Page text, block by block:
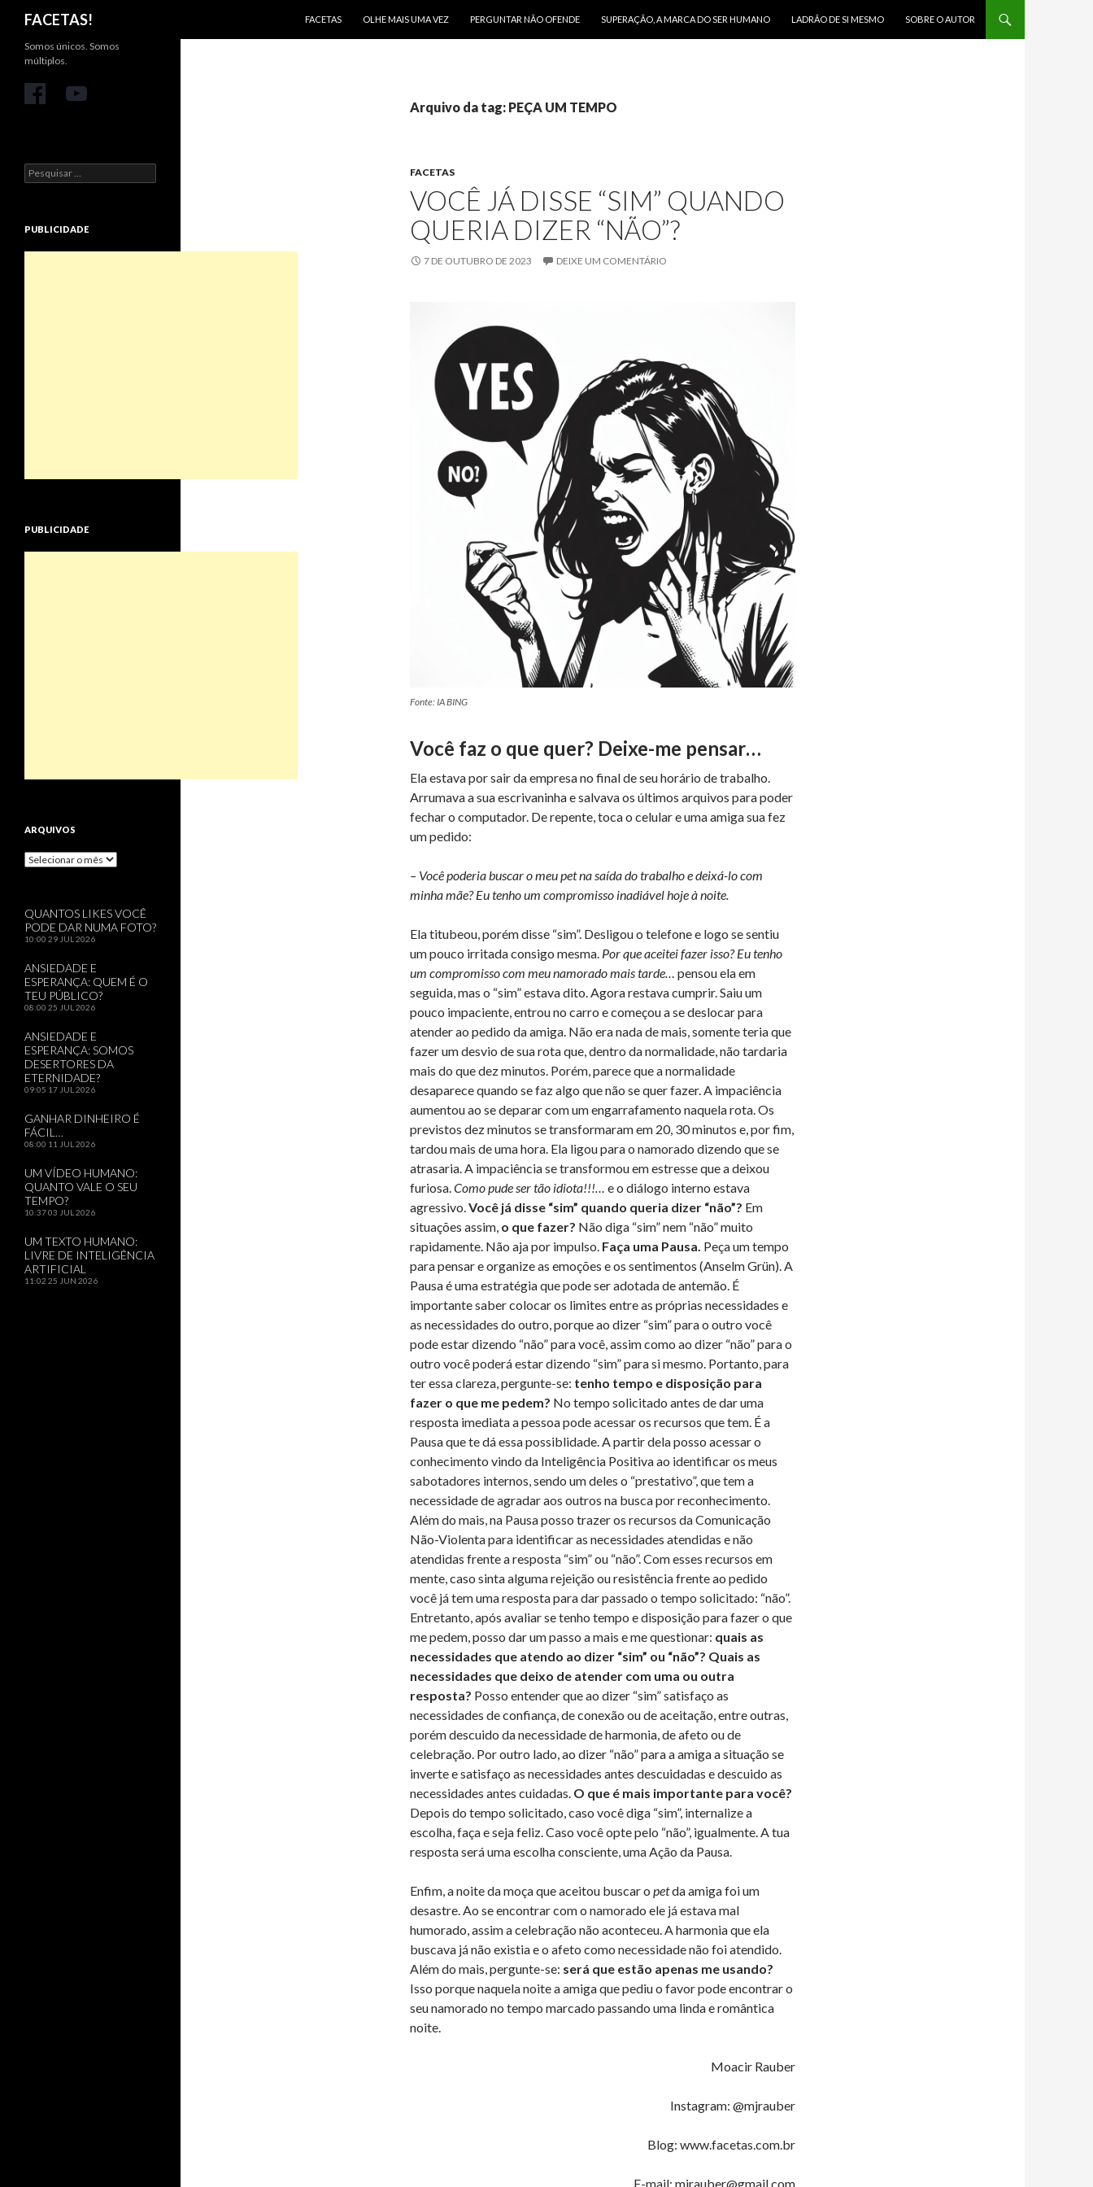
FACETAS!
FACETAS
OLHE MAIS UMA VEZ PERGUNTAR NÃO OFENDE SUPERAÇÃO, A MARCA DO SER HUMANO LADRÃO DE SI MESMO SOBRE O AUTOR
Arquivo da tag: PEÇA UM TEMPO
FACETAS
VOCÊ JÁ DISSE “SIM” QUANDO
QUERIA DIZER “NÃO”?
7 DE OUTUBRO DE 2023 DEIXE UM COMENTÁRIO
Fonte: IA BING
Você faz o que quer? Deixe-me pensar…
Ela estava por sair da empresa no final de seu horário de trabalho.
Arrumava a sua escrivaninha e salvava os últimos arquivos para poder
fechar o computador. De repente, toca o celular e uma amiga sua fez
um pedido:
– Você poderia buscar o meu pet na saída do trabalho e deixá-lo com
minha mãe? Eu tenho um compromisso inadiável hoje à noite.
Ela titubeou, porém disse “sim”. Desligou o telefone e logo se sentiu
um pouco irritada consigo mesma. Por que aceitei fazer isso? Eu tenho
um compromisso com meu namorado mais tarde… pensou ela em
seguida, mas o “sim” estava dito. Agora restava cumprir. Saiu um
pouco impaciente, entrou no carro e começou a se deslocar para
atender ao pedido da amiga. Não era nada de mais, somente teria que
fazer um desvio de sua rota que, dentro da normalidade, não tardaria
mais do que dez minutos. Porém, parece que a normalidade
desaparece quando se faz algo que não se quer fazer. A impaciência
aumentou ao se deparar com um engarrafamento naquela rota. Os
previstos dez minutos se transformaram em 20, 30 minutos e, por fim,
tardou mais de uma hora. Ela ligou para o namorado dizendo que se
atrasaria. A impaciência se transformou em estresse que a deixou
furiosa.Como pude ser tão idiota!!!… e o diálogo interno estava
agressivo.Você já disse “sim” quando queria dizer “não”? Em
situações assim, o que fazer? Não diga “sim” nem “não” muito
rapidamente. Não aja por impulso. Faça uma Pausa. Peça um tempo
para pensar e organize as emoções e os sentimentos (Anselm Grün). A
Pausa é uma estratégia que pode ser adotada de antemão. É
importante saber colocar os limites entre as próprias necessidades e
as necessidades do outro, porque ao dizer “sim” para o outro você
pode estar dizendo “não” para você, assim como ao dizer “não” para o
outro você poderá estar dizendo “sim” para si mesmo. Portanto, para
ter essa clareza, pergunte-se: tenho tempo e disposição para
fazer o que me pedem? No tempo solicitado antes de dar uma
resposta imediata a pessoa pode acessar os recursos que tem. É a
Pausa que te dá essa possiblidade. A partir dela posso acessar o
conhecimento vindo da Inteligência Positiva ao identificar os meus
sabotadores internos, sendo um deles o “prestativo”, que tem a
necessidade de agradar aos outros na busca por reconhecimento.
Além do mais, na Pausa posso trazer os recursos da Comunicação
Não-Violenta para identificar as necessidades atendidas e não
atendidas frente a resposta “sim” ou “não”. Com esses recursos em
mente, caso sinta alguma rejeição ou resistência frente ao pedido
você já tem uma resposta para dar passado o tempo solicitado: “não”.
Entretanto, após avaliar se tenho tempo e disposição para fazer o que
me pedem, posso dar um passo a mais e me questionar: quais as
necessidades que atendo ao dizer “sim” ou “não”? Quais as
necessidades que deixo de atender com uma ou outra
resposta? Posso entender que ao dizer “sim” satisfaço as
necessidades de confiança, de conexão ou de aceitação, entre outras,
porém descuido da necessidade de harmonia, de afeto ou de
celebração. Por outro lado, ao dizer “não” para a amiga a situação se
inverte e satisfaço as necessidades antes descuidadas e descuido as
necessidades antes cuidadas. O que é mais importante para você?
Depois do tempo solicitado, caso você diga “sim”, internalize a
escolha, faça e seja feliz. Caso você opte pelo “não”, igualmente. A tua
resposta será uma escolha consciente, uma Ação da Pausa.
Enfim, a noite da moça que aceitou buscar o petda amiga foi um
desastre. Ao se encontrar com o namorado ele já estava mal
humorado, assim a celebração não aconteceu. A harmonia que ela
buscava já não existia e o afeto como necessidade não foi atendido.
Além do mais, pergunte-se: será que estão apenas me usando?
Isso porque naquela noite a amiga que pediu o favor pode encontrar o
seu namorado no tempo marcado passando uma linda e romântica
noite.
Moacir Rauber
Instagram: @mjrauber
Blog: www.facetas.com.br
E-mail: mjrauber@gmail.com
Somos únicos. Somos
múltiplos.
Pesquisar
por:
PUBLICIDADE
PUBLICIDADE
ARQUIVOS
Arquivos
QUANTOS LIKES VOCÊ
PODE DAR NUMA FOTO?
10:00 29 JUL 2026
ANSIEDADE E
ESPERANÇA: QUEM É O
TEU PÚBLICO?
08:00 25 JUL 2026
ANSIEDADE E
ESPERANÇA: SOMOS
DESERTORES DA
ETERNIDADE?
09:05 17 JUL 2026
GANHAR DINHEIRO É
FÁCIL…
08:00 11 JUL 2026
UM VÍDEO HUMANO:
QUANTO VALE O SEU
TEMPO?
10:3703 JUL 2026
UM TEXTO HUMANO:
LIVRE DE INTELIGÊNCIA
ARTIFICIAL
11:02 25 JUN 2026